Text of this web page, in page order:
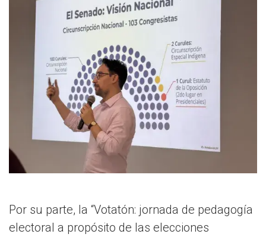
Por su parte, la “Votatón: jornada de pedagogía
electoral a propósito de las elecciones